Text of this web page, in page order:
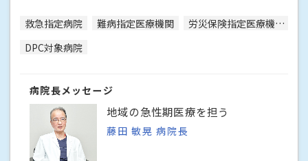
救急指定病院 難病指定医療機関 労災保険指定医療機関
DPC対象病院
病院長メッセージ
地域の急性期医療を担う
藤田 敏晃 病院長